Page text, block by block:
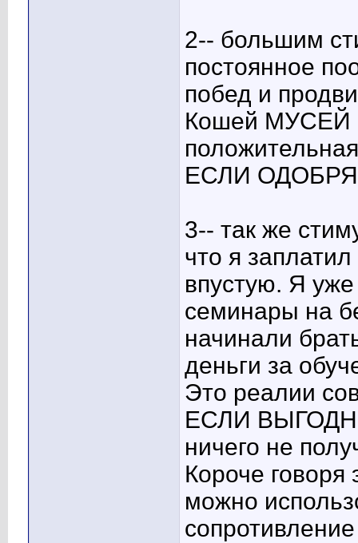
2-- большим
постоянное
побед и
Кошей МУСЕЙ
ЕСЛИ
3-- так же
что я
впустую. Я
семинары на
начинали
деньги за
Это реалии
ЕСЛИ
ничего не
Короче говоря
можно